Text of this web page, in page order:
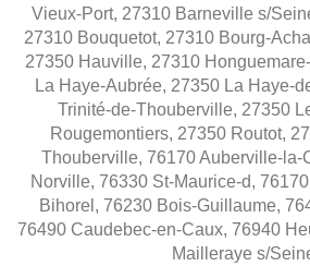
Vieux-Port, 27310 Barneville s/
27310 Bouquetot, 27310 Bourg-
27350 Hauville, 27310
La Haye-Aubrée, 27350 La Haye-
Trinité-de-Thouberville, 27350
Rougemontiers, 27350 Routot,
Thouberville, 76170 Auberville-la-
Norville, 76330 St-Maurice-d,
Bihorel, 76230 Bois-Guillaume,
76490 Caudebec-en-Caux, 76940
Mailleraye s/